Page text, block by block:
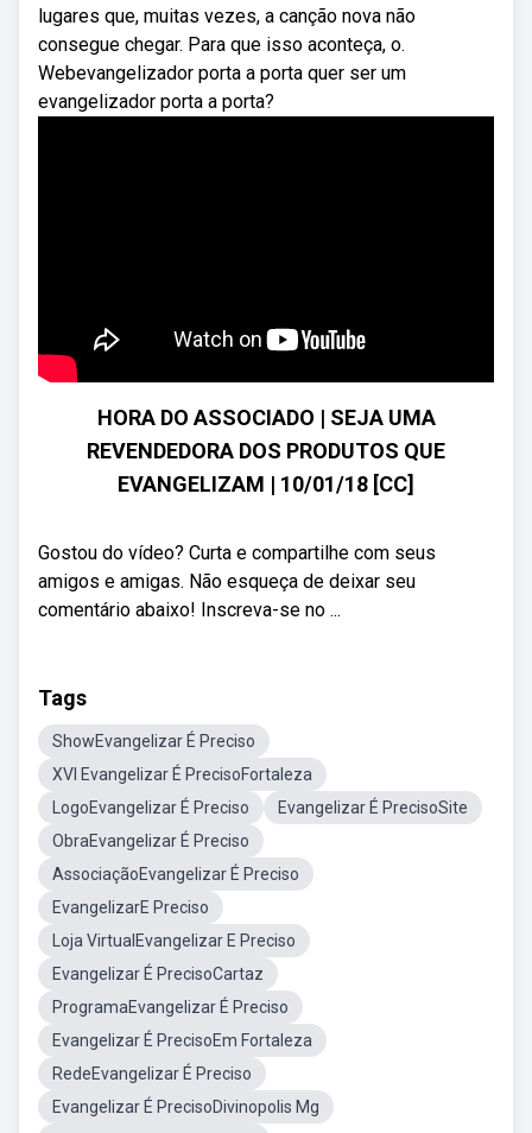
lugares que, muitas vezes, a canção nova não
consegue chegar. Para que isso aconteça, o.
Webevangelizador porta a porta quer ser um
evangelizador porta a porta?
HORA DO ASSOCIADO | SEJA UMA
REVENDEDORA DOS PRODUTOS QUE
EVANGELIZAM | 10/01/18 [CC]
Gostou do vídeo? Curta e compartilhe com seus
amigos e amigas. Não esqueça de deixar seu
comentário abaixo! Inscreva-se no ...
Tags
ShowEvangelizar É Preciso
XVI Evangelizar É PrecisoFortaleza
LogoEvangelizar É Preciso
Evangelizar É PrecisoSite
ObraEvangelizar É Preciso
AssociaçãoEvangelizar É Preciso
EvangelizarE Preciso
Loja VirtualEvangelizar E Preciso
Evangelizar É PrecisoCartaz
ProgramaEvangelizar É Preciso
Evangelizar É PrecisoEm Fortaleza
RedeEvangelizar É Preciso
Evangelizar É PrecisoDivinopolis Mg